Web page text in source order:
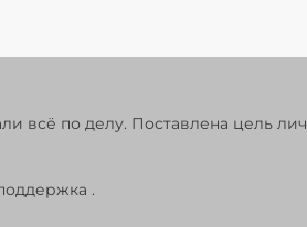
по делу. Поставлена цель
.